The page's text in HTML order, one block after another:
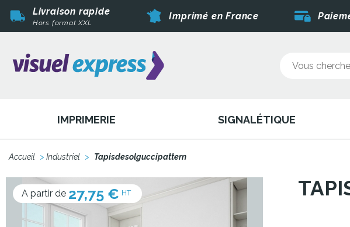
Livraison rapide
Hors format XXL
Imprimé en France
IMPRIMERIE SIGNALÉTIQUE
Accueil > Industriel > Tapisdesolguccipattern
A partir de 27,75 € HT